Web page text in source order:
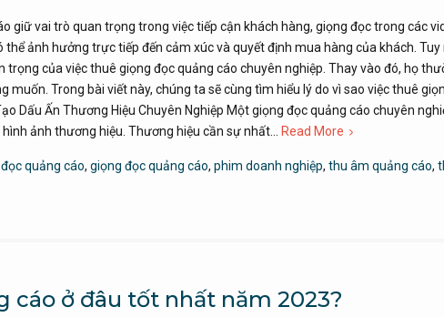
giữ vai trò quan trọng trong việc tiếp cận khách hàng, giọng đọc trong các
thể ảnh hưởng trực tiếp đến cảm xúc và quyết định mua hàng của khách.
trọng của việc thuê giọng đọc quảng cáo chuyên nghiệp. Thay vào đó, họ
muốn. Trong bài viết này, chúng ta sẽ cùng tìm hiểu lý do vì sao việc thuê
Dấu Ấn Thương Hiệu Chuyên Nghiệp Một giọng đọc quảng cáo chuyên
ảnh thương hiệu. Thương hiệu cần sự nhất… Read More
đọc quảng cáo, giọng đọc quảng cáo, phim doanh nghiệp, thu âm quảng cáo,
cáo ở đâu tốt nhất năm 2023?